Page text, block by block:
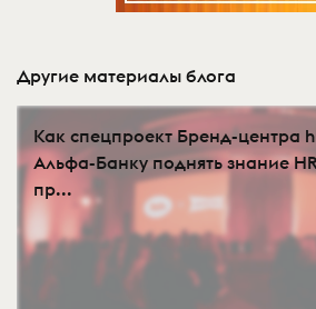
Другие материалы блога
Как спецпроект Бренд-центра
Альфа-Банку поднять знание
пр...